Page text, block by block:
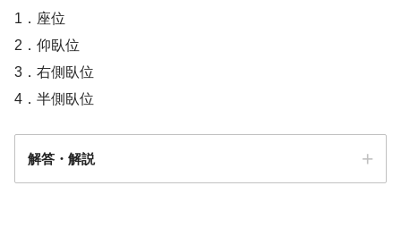
1．座位
2．仰臥位
3．右側臥位
4．半側臥位
解答・解説